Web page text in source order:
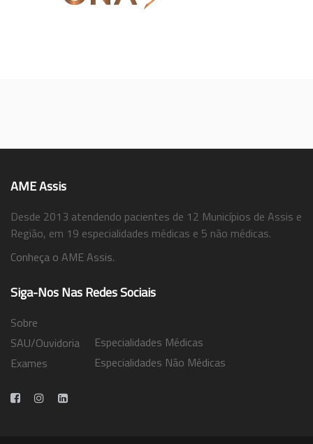
AME Assis
Desde 2013 atendendo pacientes de 12 Municípios de Assis e
Região, em 19 especialidades médicas e 5 não médicas.
Conheça o AME Assis.
Siga-Nos Nas Redes Sociais
Sobre
SAU/Ouvidoria
Exames
Especialidades Médicas
Especialidades Não Médicas